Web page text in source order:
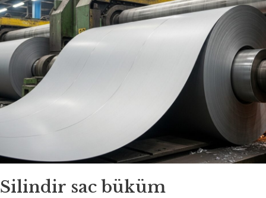
Silindir sac büküm